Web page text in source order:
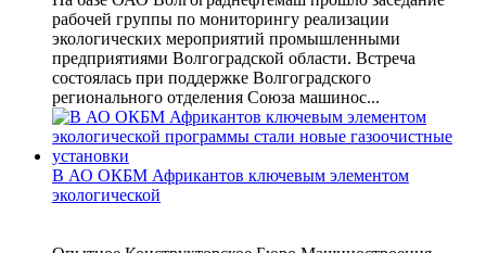
рабочей группы по мониторингу реализации
экологических мероприятий промышленными
предприятиями Волгоградской области. Встреча
состоялась при поддержке Волгоградского
регионального отделения Союза машинос...
В АО ОКБМ Африкантов ключевым элементом
экологической